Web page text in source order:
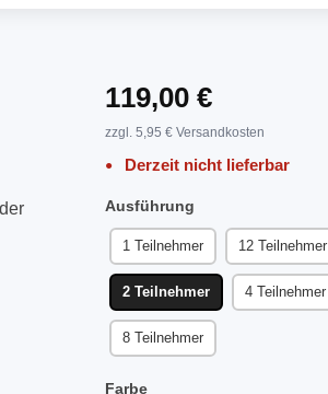
119,00 €
zzgl. 5,95 € Versandkosten
Derzeit nicht lieferbar
Ausführung
1 Teilnehmer 12 Teilnehmer
2 Teilnehmer 4 Teilnehmer
8 Teilnehmer
Farbe